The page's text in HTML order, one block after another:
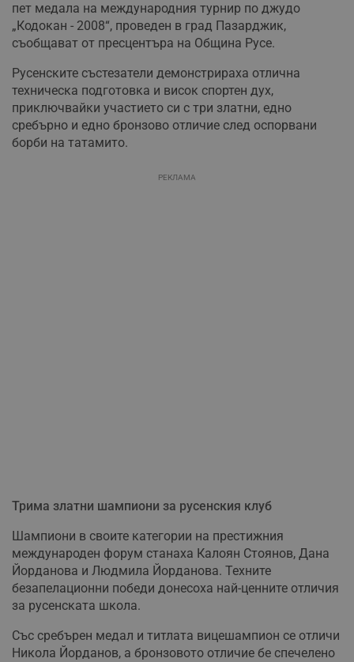
пет медала на международния турнир по джудо
„Кодокан - 2008“, проведен в град Пазарджик,
съобщават от пресцентъра на Община Русе.
Русенските състезатели демонстрираха отлична
техническа подготовка и висок спортен дух,
приключвайки участието си с три златни, едно
сребърно и едно бронзово отличие след оспорвани
борби на татамито.
РЕКЛАМА
Трима златни шампиони за русенския клуб
Шампиони в своите категории на престижния
международен форум станаха Калоян Стоянов, Дана
Йорданова и Людмила Йорданова. Техните
безапелационни победи донесоха най-ценните отличия
за русенската школа.
Със сребърен медал и титлата вицешампион се отличи
Никола Йорданов, а бронзовото отличие бе спечелено